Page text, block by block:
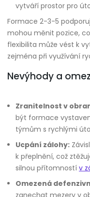
vytváří prostor pro
Formace 2-3-5
mohou měnit pozice,
flexibilita může vést k
zejména při využívání
Nevýhody a
Zranitelnost v
být formace
týmům s rychlými
Ucpání zálohy:
k přeplnění, což
silnou přítomností v
Omezená